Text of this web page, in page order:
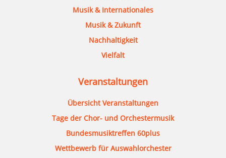
Musik & Internationales
Musik & Zukunft
Nachhaltigkeit
Vielfalt
Veranstaltungen
Übersicht Veranstaltungen
Tage der Chor- und Orchestermusik
Bundesmusiktreffen 60plus
Wettbewerb für Auswahlorchester